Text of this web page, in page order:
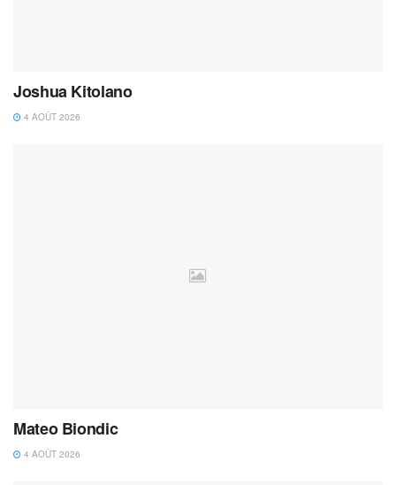
Joshua Kitolano
4 AOÛT 2026
Mateo Biondic
4 AOÛT 2026